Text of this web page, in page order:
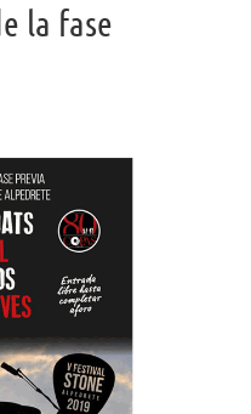
la fase